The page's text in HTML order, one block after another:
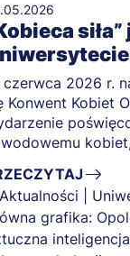
czerwca 2026 r.
Konwent Kobiet